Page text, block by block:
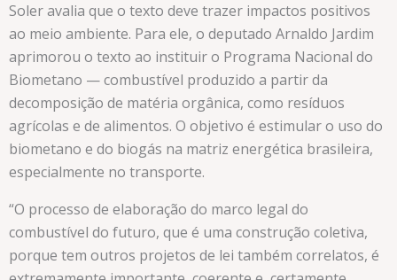
Soler avalia que o texto deve trazer impactos positivos
ao meio ambiente. Para ele, o deputado Arnaldo Jardim
aprimorou o texto ao instituir o Programa Nacional do
Biometano — combustível produzido a partir da
decomposição de matéria orgânica, como resíduos
agrícolas e de alimentos. O objetivo é estimular o uso do
biometano e do biogás na matriz energética brasileira,
especialmente no transporte.
“O processo de elaboração do marco legal do
combustível do futuro, que é uma construção coletiva,
porque tem outros projetos de lei também correlatos, é